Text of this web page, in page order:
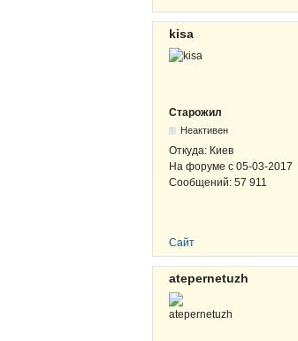
kisa
Старожил
Неактивен
Откуда: Киев
На форуме с 05-03-2017
Сообщений: 57 911
Сайт
atepernetuzh